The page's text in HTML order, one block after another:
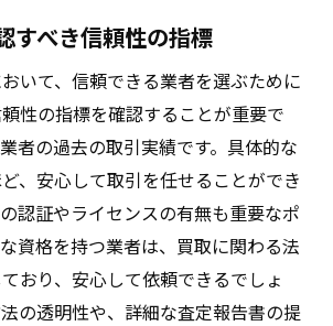
すべき信頼性の指標
いて、信頼できる業者を選ぶために
性の指標を確認することが重要で
者の過去の取引実績です。具体的な
、安心して取引を任せることができ
認証やライセンスの有無も重要なポ
資格を持つ業者は、買取に関わる法
おり、安心して依頼できるでしょ
の透明性や、詳細な査定報告書の提